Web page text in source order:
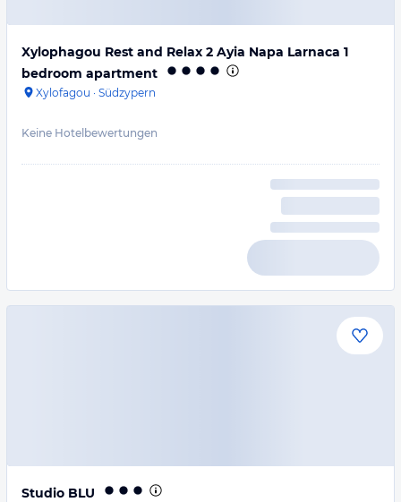
Xylophagou Rest and Relax 2 Ayia Napa Larnaca 1
bedroom apartment
Xylofagou · Südzypern
Keine Hotelbewertungen
Studio BLU